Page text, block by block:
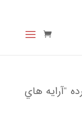
“آرايه هاي